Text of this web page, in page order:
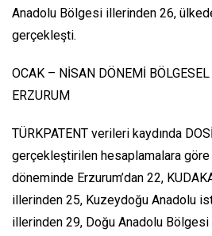
Anadolu Bölgesi illerinden 26,
gerçekleşti.
OCAK – NİSAN DÖNEMİ
ERZURUM
TÜRKPATENT verileri kaydında
gerçekleştirilen hesaplamalara
döneminde Erzurum’dan 22,
illerinden 25, Kuzeydoğu Anadolu
illerinden 29, Doğu Anadolu